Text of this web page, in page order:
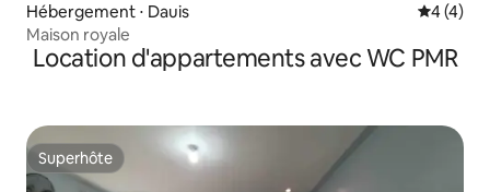
Hébergement ⋅ Dauis
4 (4)
Maison royale
Location d'appartements avec WC PMR
Superhôte
Superhôte